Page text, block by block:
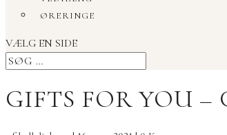
ØRERINGE
VÆLG EN SIDE
GIFTS FOR YOU –